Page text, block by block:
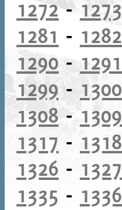
1272- 1273
1281 - 1282
1290- 1291
1299- 1300
1308- 1309
1317 - 1318
1326 - 1327
1335 - 1336